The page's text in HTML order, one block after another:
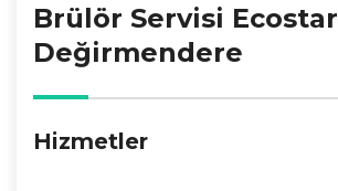
Brülör Servisi Ecostar
Değirmendere
Hizmetler